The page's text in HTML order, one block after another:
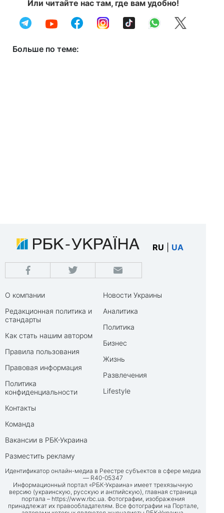
Или читайте нас там, где вам удобно!
Больше по теме:
RU UA
О компании
Редакционная политика и
стандарты
Как стать нашим автором
Правила пользования
Правовая информация
Политика
конфиденциальности
Контакты
Команда
Вакансии в РБК-Украина
Разместить рекламу
Новости Украины
Аналитика
Политика
Бизнес
Жизнь
Развлечения
Lifestyle
Идентификатор онлайн-медиа в Реестре субъектов в сфере медиа
— R40-05347
Информационный портал «РБК-Украина» имеет трехязычную
версию (украинскую, русскую и английскую), главная страница
портала – https://www.rbc.ua. Фотографии, изображения
принадлежат их правообладателям. Все фотографии на Портале,